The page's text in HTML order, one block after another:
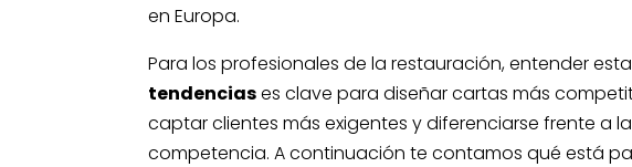
en Europa.
Para los profesionales de la restauración, entender
tendenciases clave para diseñar cartas más
captar clientes más exigentes y diferenciarse frente a la
competencia. A continuación te contamos qué está